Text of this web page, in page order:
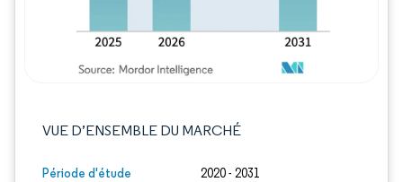
VUE D’ENSEMBLE DU MARCHÉ
Période d'étude 2020 - 2031